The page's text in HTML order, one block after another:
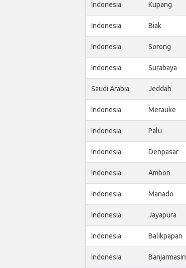
Indonesia Kupang
Indonesia Biak
Indonesia Sorong
Indonesia Surabaya
Saudi Arabia Jeddah
Indonesia Merauke
Indonesia Palu
Indonesia Denpasar
Indonesia Ambon
Indonesia Manado
Indonesia Jayapura
Indonesia Balikpapan
Indonesia Banjarmasin